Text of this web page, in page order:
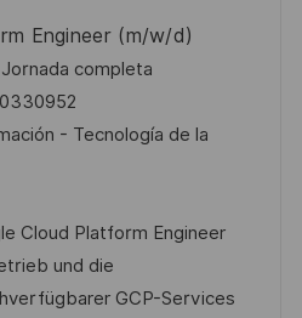
Engineer (m/w/d)
Jornada completa
- Tecnología de la
Cloud Platform Engineer
und die
GCP-Services